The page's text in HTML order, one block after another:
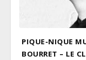
PIQUE-NIQUE
BOURRET – LE